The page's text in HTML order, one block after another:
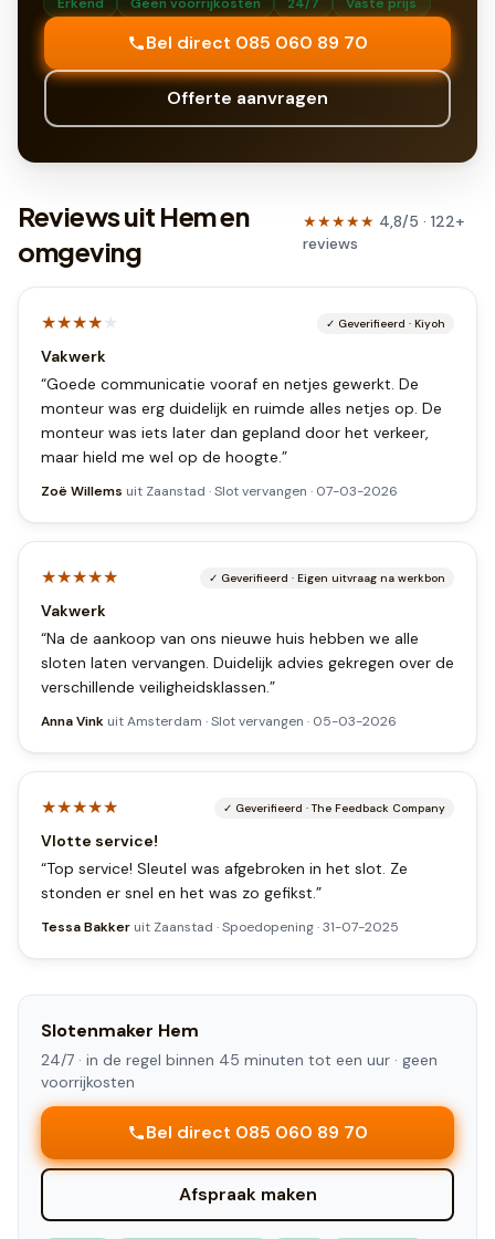
Bel direct 085 060 89 70
Offerte aanvragen
Reviews uit Hem en
omgeving
★★★★★ 4,8/5 · 122+
reviews
★★★★★ ✓ Geverifieerd · Kiyoh
Vakwerk
“Goede communicatie vooraf en netjes gewerkt. De
monteur was erg duidelijk en ruimde alles netjes op. De
monteur was iets later dan gepland door het verkeer,
maar hield me wel op de hoogte.”
Zoë Willems uit Zaanstad ·Slot vervangen · 07-03-2026
★★★★★ ✓ Geverifieerd · Eigen uitvraag na werkbon
Vakwerk
“Na de aankoop van ons nieuwe huis hebben we alle
sloten laten vervangen. Duidelijk advies gekregen over de
verschillende veiligheidsklassen.”
Anna Vink uitAmsterdam ·Slot vervangen · 05-03-2026
★★★★★ ✓ Geverifieerd ·The Feedback Company
Vlotte service!
“Top service! Sleutel was afgebroken in het slot. Ze
stonden er snel en het was zo gefikst.”
Tessa Bakker uit Zaanstad ·Spoedopening·31-07-2025
Slotenmaker Hem
24/7 · in de regel binnen 45 minuten tot een uur · geen
voorrijkosten
Bel direct 085 060 89 70
Afspraak maken